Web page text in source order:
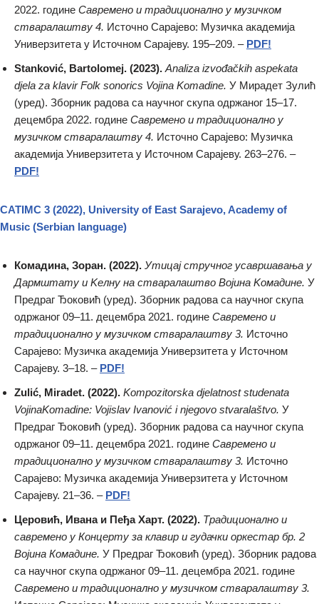
2022. године Савремено и традиционално у музичком
стваралаштву 4. Источно Сарајево: Музичка академија
Универзитета у Источном Сарајеву. 195–209. – PDF!
Stanković, Bartolomej. (2023). Analiza izvođačkih aspekata
djela za klavir Folk sonorics Vojina Komadine. У Мирадет Зулић
(уред). Зборник радова са научног скупа одржаног 15–17.
децембра 2022. године Савремено и традиционално у
музичком стваралаштву 4. Источно Сарајево: Музичка
академија Универзитета у Источном Сарајеву. 263–276. –
PDF!
CATIMC 3 (2022), University of East Sarajevo, Academy of
Мusic (Serbian language)
Комадина, Зоран. (2022). Утицај стручног усавршавања у
Дармштату и Kелну на стваралаштво Војина Kомадине. У
Предраг Ђоковић (уред). Зборник радова са научног скупа
одржаног 09–11. децембра 2021. године Савремено и
традиционално у музичком стваралаштву 3. Источно
Сарајево: Музичка академија Универзитета у Источном
Сарајеву. 3–18. – PDF!
Zulić, Miradet. (2022). Kompozitorska djelatnost studenata
VojinaKomadine: Vojislav Ivanović i njegovo stvaralaštvo. У
Предраг Ђоковић (уред). Зборник радова са научног скупа
одржаног 09–11. децембра 2021. године Савремено и
традиционално у музичком стваралаштву 3. Источно
Сарајево: Музичка академија Универзитета у Источном
Сарајеву. 21–36. – PDF!
Церовић, Ивана и Пеђа Харт. (2022). Традиционално и
савремено у Концерту за клавир и гудачки оркестар бр. 2
Војина Комадине. У Предраг Ђоковић (уред). Зборник радова
са научног скупа одржаног 09–11. децембра 2021. године
Савремено и традиционално у музичком стваралаштву 3.